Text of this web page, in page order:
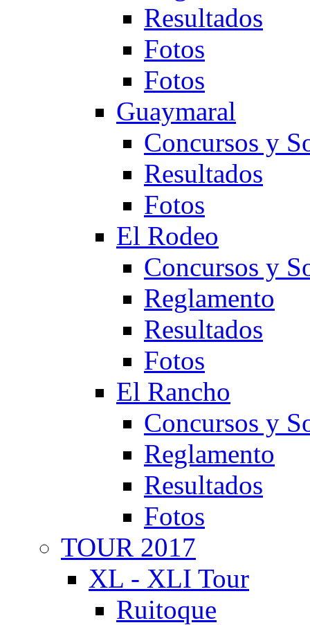
Resultados
Fotos
Fotos
Guaymaral
Concursos y
Resultados
Fotos
El Rodeo
Concursos y
Reglamento
Resultados
Fotos
El Rancho
Concursos y
Reglamento
Resultados
Fotos
TOUR 2017
XL - XLI Tour
Ruitoque